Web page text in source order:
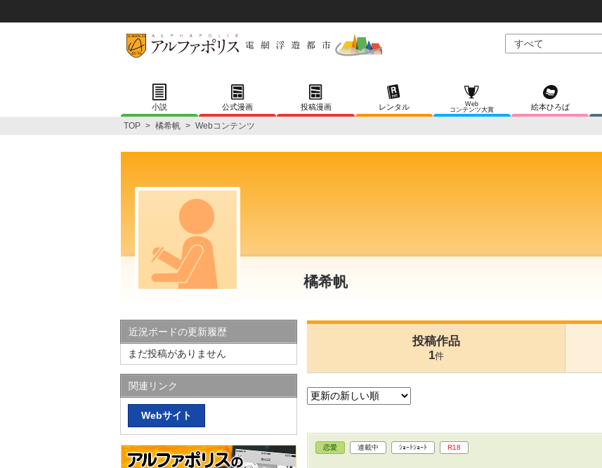
小説 公式漫画 投稿漫画 レンタル
Web
コンテンツ大賞
絵本ひろば
TOP > 橘希帆 > Webコンテンツ
橘希帆
投稿作品
1件
恋愛 連載中 ｼｮｰﾄｼｮｰﾄ R18
近況ボードの更新履歴
まだ投稿がありません
関連リンク
Webサイト